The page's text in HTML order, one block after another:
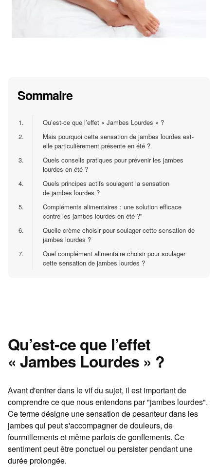
Sommaire
1.
Qu’est-ce que l’effet « Jambes Lourdes » ?
2.
Mais pourquoi cette sensation de jambes lourdes est-
elle particulièrement présente en été ?
3.
Quels conseils pratiques pour prévenir les jambes
lourdes en été ?
4.
Quels principes actifs soulagent la sensation
de jambes lourdes ?
5.
Compléments alimentaires : une solution efficace
contre les jambes lourdes en été ?"
6.
Quelle crème choisir pour soulager cette sensation de
jambes lourdes ?
7.
Quel complément alimentaire choisir pour soulager
cette sensation de jambes lourdes ?
Qu’est-ce que l’effet
« Jambes Lourdes » ?
Avant d'entrer dans le vif du sujet, il est important de
comprendre ce que nous entendons par "jambes lourdes".
Ce terme désigne une sensation de pesanteur dans les
jambes qui peut s'accompagner de douleurs, de
fourmillements et même parfois de gonflements. Ce
sentiment peut être ponctuel ou persister pendant une
durée prolongée.